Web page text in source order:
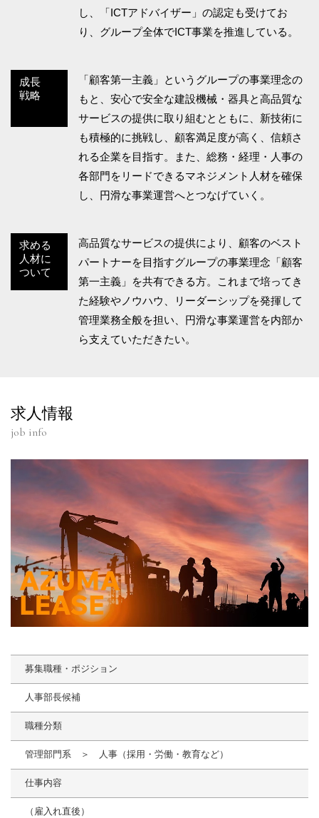
し、「ICTアドバイザー」の認定も受けてお
り、グループ全体でICT事業を推進している。
成長
戦略
「顧客第一主義」というグループの事業理念の
もと、安心で安全な建設機械・器具と高品質な
サービスの提供に取り組むとともに、新技術に
も積極的に挑戦し、顧客満足度が高く、信頼さ
れる企業を目指す。また、総務・経理・人事の
各部門をリードできるマネジメント人材を確保
し、円滑な事業運営へとつなげていく。
求める
人材に
ついて
高品質なサービスの提供により、顧客のベスト
パートナーを目指すグループの事業理念「顧客
第一主義」を共有できる方。これまで培ってき
た経験やノウハウ、リーダーシップを発揮して
管理業務全般を担い、円滑な事業運営を内部か
ら支えていただきたい。
求人情報
job info
募集職種・ポジション
人事部長候補
職種分類
管理部門系 ＞ 人事（採用・労働・教育など）
仕事内容
（雇入れ直後）